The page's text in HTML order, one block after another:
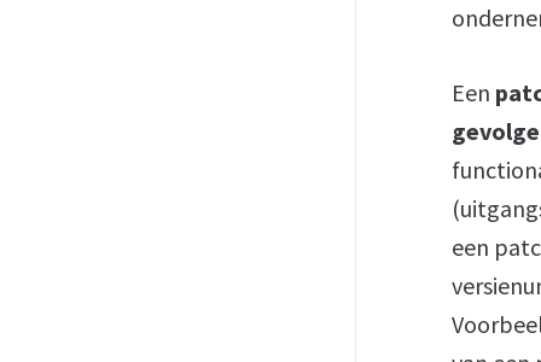
Een
een